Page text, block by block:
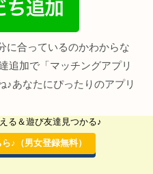
る＆遊び友達見つかる♪
♪（男女登録無料）
に合っているのかわからな
追加で「マッチングアプリ
♪あなたにぴったりのアプリ
る新着記事